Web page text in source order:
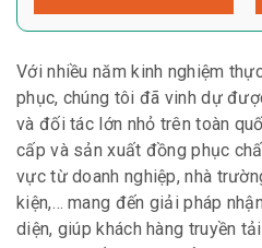
Với nhiều năm kinh nghiệm
phục, chúng tôi đã vinh dự
và đối tác lớn nhỏ trên toàn
cấp và sản xuất đồng phục
vực từ doanh nghiệp, nhà
kiện,… mang đến giải pháp
diện, giúp khách hàng truyền